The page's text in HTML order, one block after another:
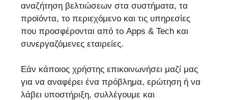
αναζήτηση βελτιώσεων στα συστήματα, τα
προϊόντα, το περιεχόμενο και τις υπηρεσίες
που προσφέρονται από το Apps & Tech και
συνεργαζόμενες εταιρείες.
Εάν κάποιος χρήστης επικοινωνήσει μαζί μας
για να αναφέρει ένα πρόβλημα, ερώτηση ή να
λάβει υποστήριξη, συλλέγουμε και